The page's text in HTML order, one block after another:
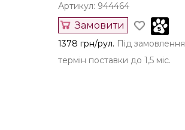
Артикул: 944464
Замовити
1378 грн/рул. Під замовлення
термін поставки до 1,5 міс.